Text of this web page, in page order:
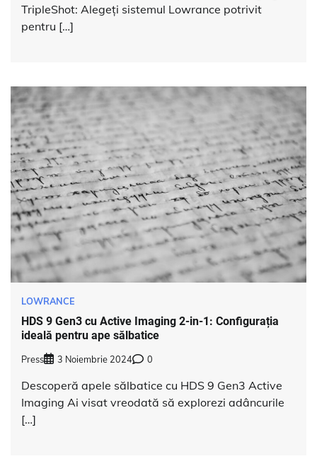
TripleShot: Alegeți sistemul Lowrance potrivit
pentru […]
LOWRANCE
HDS 9 Gen3 cu Active Imaging 2-in-1: Configurația
ideală pentru ape sălbatice
Press 3 Noiembrie 2024 0
Descoperă apele sălbatice cu HDS 9 Gen3 Active
Imaging Ai visat vreodată să explorezi adâncurile
[…]